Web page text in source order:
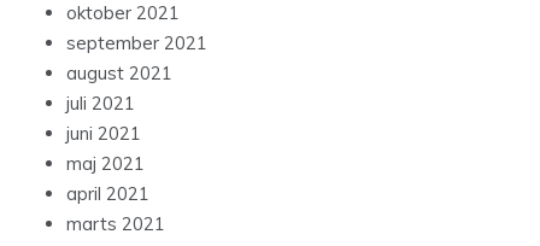
oktober 2021
september 2021
august 2021
juli 2021
juni 2021
maj 2021
april 2021
marts 2021